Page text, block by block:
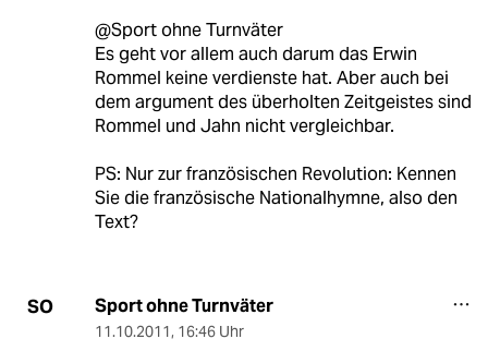
@Sport ohne Turnväter
Es geht vor allem auch darum das Erwin
Rommel keine verdienste hat. Aber auch bei
dem argument des überholten Zeitgeistes sind
Rommel und Jahn nicht vergleichbar.
PS: Nur zur französischen Revolution: Kennen
Sie die französische Nationalhymne, also den
Text?
SO Sport ohne Turnväter
11.10.2011, 16:46 Uhr